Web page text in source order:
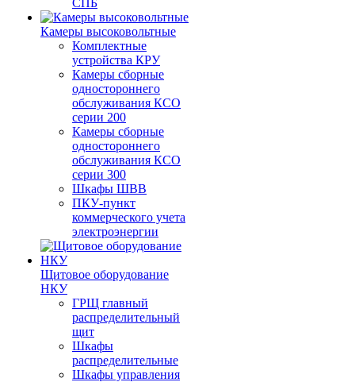
СПБ
Камеры высоковольтные
Комплектные
устройства КРУ
Камеры сборные
одностороннего
обслуживания КСО
серии 200
Камеры сборные
одностороннего
обслуживания КСО
серии 300
Шкафы ШВВ
ПКУ-пункт
коммерческого учета
электроэнергии
Щитовое оборудование
НКУ
ГРЩ главный
распределительный
щит
Шкафы
распределительные
Шкафы управления